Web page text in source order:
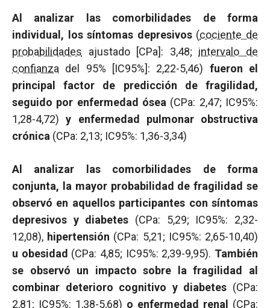
Al analizar las comorbilidades de forma
individual, los síntomas depresivos(cociente de
probabilidades ajustado [CPa]: 3,48; intervalo de
confianza del 95% [IC95%]: 2,22-5,46) fueron el
principal factor de predicción de fragilidad,
seguido por enfermedad ósea (CPa: 2,47; IC95%:
1,28-4,72)y enfermedad pulmonar obstructiva
crónica (CPa: 2,13; IC95%: 1,36-3,34)
Al analizar las comorbilidades de forma
conjunta, la mayor probabilidad de fragilidad se
observó en aquellos participantes con síntomas
depresivos y diabetes (CPa: 5,29; IC95%: 2,32-
12,08), hipertensión (CPa: 5,21; IC95%: 2,65-10,40)
u obesidad (CPa: 4,85; IC95%: 2,39-9,95). También
se observó un impacto sobre la fragilidad al
combinar deterioro cognitivo y diabetes (CPa:
2,81; IC95%: 1,38-5,68) o enfermedad renal
(CPa: